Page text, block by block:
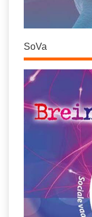
SoVa